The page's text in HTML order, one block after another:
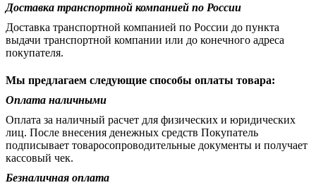
Доставка транспортной компанией по России
Доставка транспортной компанией по России до пункта
выдачи транспортной компании или до конечного адреса
покупателя.
Мы предлагаем следующие способы оплаты товара:
Оплата наличными
Оплата за наличный расчет для физических и юридических
лиц. После внесения денежных средств Покупатель
подписывает товаросопроводительные документы и получает
кассовый чек.
Безналичная оплата